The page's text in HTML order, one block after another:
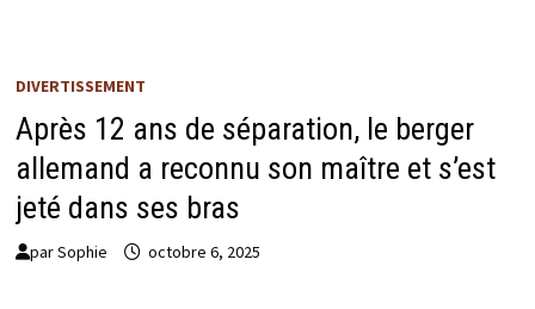
DIVERTISSEMENT
Après 12 ans de séparation, le berger
allemand a reconnu son maître et s’est
jeté dans ses bras
parSophie octobre 6, 2025